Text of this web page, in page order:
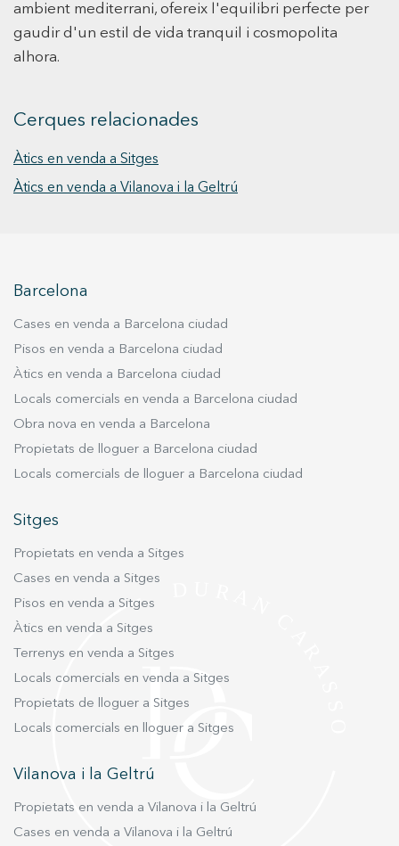
l’exterior. La seva orientació privilegiada
garanteix una excel·lent entrada de llum natural
durant tot el dia, així com una privacitat total i
espectacular zona de dia concebuda en un únic
espai obert, on la sala d’estar i el menjador
s’integren amb una elegant cuina de disseny
equipada amb illa central. A la zona d’estar hi
perfecta continuïtat entre els espais interiors i
exteriors. En aquesta mateixa planta hi ha una
habitació doble, ideal com a dormitori de
chill-out amb jacuzzi. La planta superior disposa
de quatre àmplies habitacions dobles i dos
banys complets. La suite principal compta amb
una elegant zona de vestidor, oferint una
dissenyat per gaudir plenament de l’estil de
vida mediterrani. Destaca especialment la seva
espectacular piscina de 43 m² amb platja
integrada, cascada decorativa i zona de jacuzzi,
concebuda com un autèntic oasi privat. L’àmplia
excepcional, ideal per relaxar-se, compartir
moments i gaudir del clima durant tot l’any.
L’habitatge incorporarà solucions constructives
d’última generació orientades a la màxima
climatització mitjançant aerotèrmia, aïllaments
que garanteixen un consum energètic mínim i
un confort òptim en qualsevol època de l’any. La
ambient mediterrani, ofereix l'equilibri perfecte per
gaudir d'un estil de vida tranquil i cosmopolita
alhora.
Cerques relacionades
Àtics en venda a Sitges
Àtics en venda a Vilanova i la Geltrú
Barcelona
Cases en venda a Barcelona ciudad
Pisos en venda a Barcelona ciudad
Àtics en venda a Barcelona ciudad
Locals comercials en venda a Barcelona ciudad
Obra nova en venda a Barcelona
Propietats de lloguer a Barcelona ciudad
Locals comercials de lloguer a Barcelona ciudad
Sitges
Propietats en venda a Sitges
Cases en venda a Sitges
Pisos en venda a Sitges
Àtics en venda a Sitges
Terrenys en venda a Sitges
Locals comercials en venda a Sitges
Propietats de lloguer a Sitges
Locals comercials en lloguer a Sitges
Vilanova i la Geltrú
Propietats en venda a Vilanova i la Geltrú
Cases en venda a Vilanova i la Geltrú